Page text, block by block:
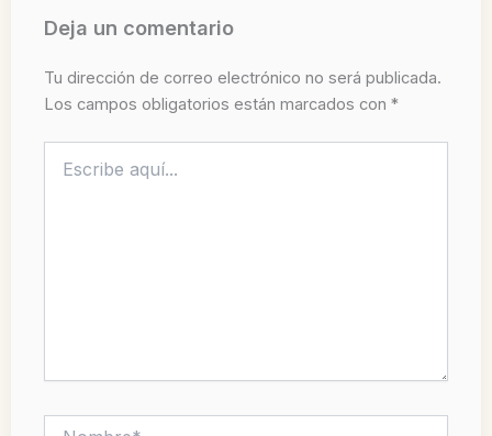
Deja un comentario
Tu dirección de correo electrónico no será publicada.
Los campos obligatorios están marcados con *
aquí...